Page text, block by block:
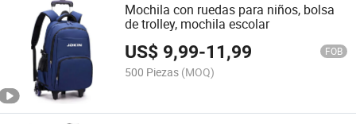
Mochila con ruedas para niños, bolsa
de trolley, mochila escolar
US$ 9,99-11,99 FOB
500 Piezas (MOQ)